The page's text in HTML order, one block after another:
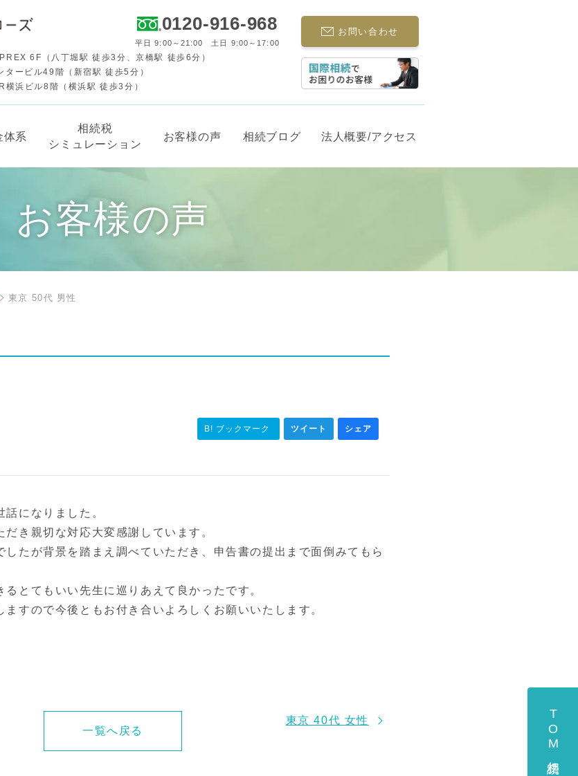
0120-916-968
平日 9:00～21:00 土日 9:00～17:00
お問い合わせ
6F（八丁堀駅 徒歩3分、京橋駅 徒歩6分）
ービル49階（新宿駅 徒歩5分）
浜ビル8階（横浜駅 徒歩3分）
体系
相続税
シミュレーション
お客様の声 相続ブログ 法人概要/アクセス
お客様の声
東京 50代 男性
B! ブックマーク ツイート シェア
になりました。
き親切な対応大変感謝しています。
たが背景を踏まえ調べていただき、申告書の提出まで面倒みてもら
とてもいい先生に巡りあえて良かったです。
すので今後ともお付き合いよろしくお願いいたします。
一覧へ戻る
東京 40代 女性